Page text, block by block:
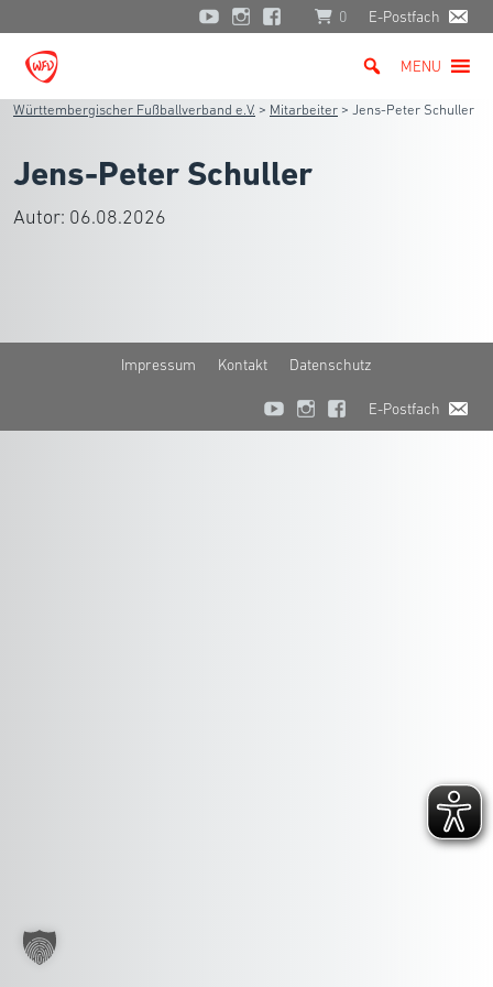
0 E-Postfach
MENU
Württembergischer Fußballverband e.V. > Mitarbeiter > Jens-Peter Schuller
Jens-Peter Schuller
Autor: 06.08.2026
Impressum Kontakt Datenschutz
E-Postfach